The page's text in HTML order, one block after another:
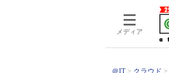
メディア
＠IT クラウド